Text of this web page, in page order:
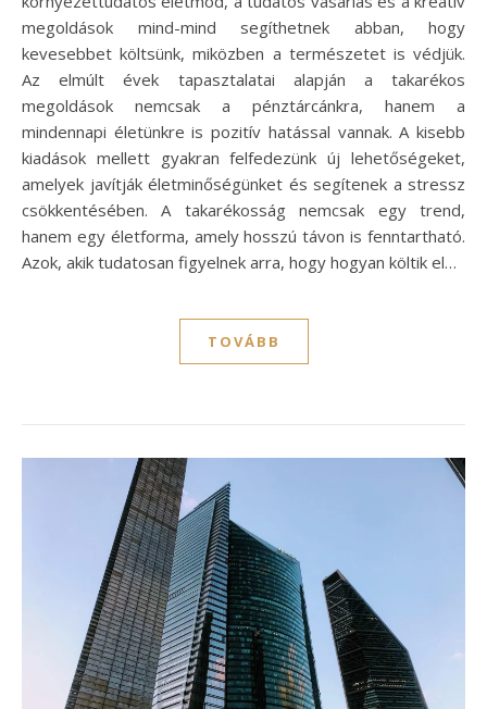
megoldások mind-mind segíthetnek abban, hogy
kevesebbet költsünk, miközben a természetet is védjük.
Az elmúlt évek tapasztalatai alapján a takarékos
megoldások nemcsak a pénztárcánkra, hanem a
mindennapi életünkre is pozitív hatással vannak. A kisebb
kiadások mellett gyakran felfedezünk új lehetőségeket,
amelyek javítják életminőségünket és segítenek a stressz
csökkentésében. A takarékosság nemcsak egy trend,
hanem egy életforma, amely hosszú távon is fenntartható.
Azok, akik tudatosan figyelnek arra, hogy hogyan költik el…
TOVÁBB